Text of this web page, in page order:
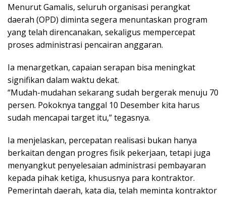
Menurut Gamalis, seluruh organisasi perangkat
daerah (OPD) diminta segera menuntaskan program
yang telah direncanakan, sekaligus mempercepat
proses administrasi pencairan anggaran.
Ia menargetkan, capaian serapan bisa meningkat
signifikan dalam waktu dekat.
“Mudah-mudahan sekarang sudah bergerak menuju 70
persen. Pokoknya tanggal 10 Desember kita harus
sudah mencapai target itu,” tegasnya.
Ia menjelaskan, percepatan realisasi bukan hanya
berkaitan dengan progres fisik pekerjaan, tetapi juga
menyangkut penyelesaian administrasi pembayaran
kepada pihak ketiga, khususnya para kontraktor.
Pemerintah daerah, kata dia, telah meminta kontraktor